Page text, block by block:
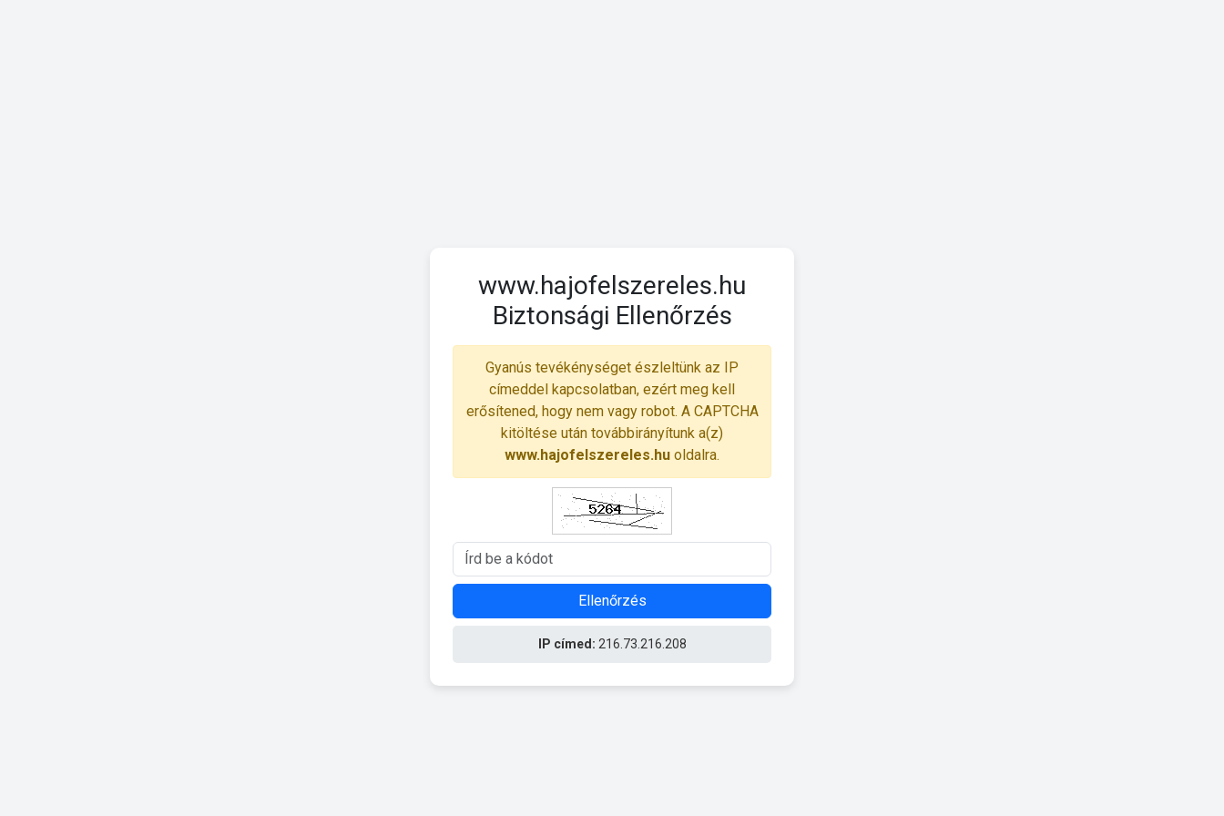
www.hajofelszereles.hu
Biztonsági Ellenőrzés
Gyanús tevékénységet észleltünk az IP
címeddel kapcsolatban, ezért meg kell
erősítened, hogy nem vagy robot. A CAPTCHA
kitöltése után továbbirányítunk a(z)
www.hajofelszereles.hu oldalra.
Ellenőrzés
IP címed: 216.73.216.208